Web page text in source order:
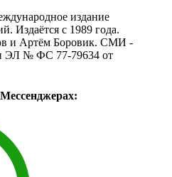
издание
Издаётся с 1989 года.
и Артём Боровик. CМИ -
ЭЛ № ФС 77-79634 от